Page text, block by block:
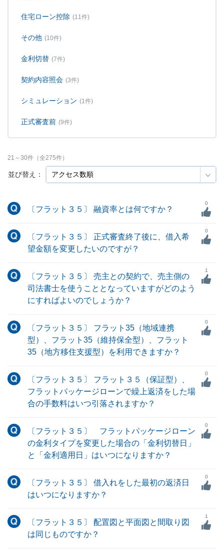
住宅ローン控除 (11件)
その他 (10件)
金利切替 (7件)
契約内容照会 (3件)
シミュレーション (1件)
正式審査前 (9件)
並び替え：
21 ～30件（全275件）
〔フラット３５〕 融資率とは何ですか？
0
〔フラット３５〕 正式審査終了後に、借入希
望金額を変更したいのですが？
0
〔フラット３５〕 売主との契約で、売主側の
司法書士を使うこととなっていますがどのよう
にすればよいのでしょうか？
1
〔フラット３５〕 フラット35（地域連携
型）、フラット35（維持保全型）、フラット
35（地方移住支援型）を利用できますか？
0
〔フラット３５〕 フラット３５（保証型）、
フラットパッケージローンで繰上返済をした場
合の手数料はいつ引落されますか？
0
〔フラット３５〕 フラットパッケージローン
の金利タイプを変更した場合の「金利切替日」
と「金利適用日」はいつになりますか？
0
〔フラット３５〕 借入れをした最初の返済日
はいつになりますか？
0
〔フラット３５〕 配置図と平面図と間取り図
は同じものですか？
1